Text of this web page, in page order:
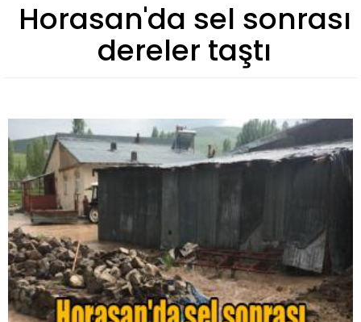
Horasan'da sel sonrası
dereler taştı